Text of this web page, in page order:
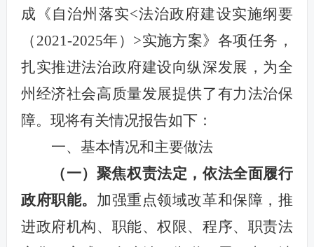
成《自治州落实<法治政府建设实施纲要
（2021-2025年）>实施方案》各项任务，
扎实推进法治政府建设向纵深发展，为全
州经济社会高质量发展提供了有力法治保
障。现将有关情况报告如下：
一、基本情况和主要做法
（一）聚焦权责法定，依法全面履行
政府职能。 加强重点领域改革和保障，推
进政府机构、职能、权限、程序、职责法